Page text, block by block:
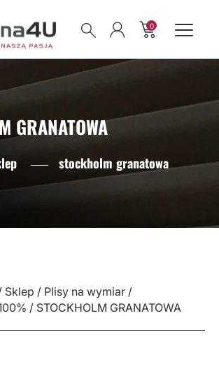
0
GRANATOWA
stockholm granatowa
Sklep / Plisy na wymiar /
/ STOCKHOLM GRANATOWA